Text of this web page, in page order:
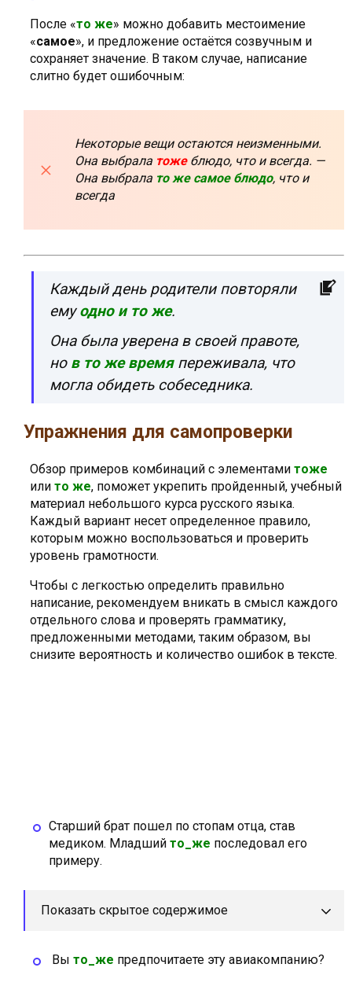
После «то же» можно добавить местоимение
«самое», и предложение остаётся созвучным и
сохраняет значение. В таком случае, написание
слитно будет ошибочным:
Некоторые вещи остаются неизменными.
Она выбрала тожеблюдо, что и всегда. —
Она выбрала то же самое блюдо, что и
всегда
Каждый день родители повторяли
емуодно и то же.
Она была уверена в своей правоте,
но в то же времяпереживала, что
могла обидеть собеседника.
Упражнения для самопроверки
Обзор примеров комбинаций с элементами тоже
или то же, поможет укрепить пройденный, учебный
материал небольшого курса русского языка.
Каждый вариант несет определенное правило,
которым можно воспользоваться и проверить
уровень грамотности.
Чтобы с легкостью определить правильно
написание, рекомендуем вникать в смысл каждого
отдельного слова и проверять грамматику,
предложенными методами, таким образом, вы
снизите вероятность и количество ошибок в тексте.
Старший брат пошел по стопам отца, став
медиком. Младший то_же последовал его
примеру.
Показать скрытое содержимое
Вы то_же предпочитаете эту авиакомпанию?